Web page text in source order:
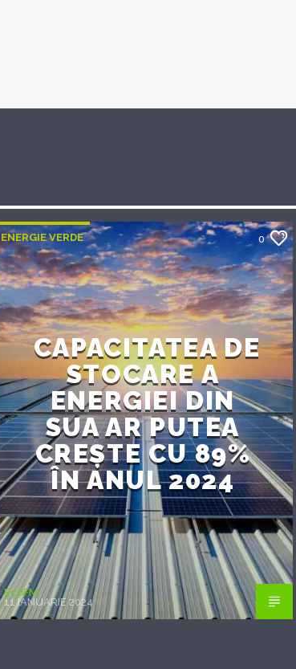
ENERGIE VERDE 0
CAPACITATEA DE
STOCARE A
ENERGIEI DIN
SUA AR PUTEA
CREȘTE CU 89%
ÎN ANUL 2024
EcoFM
11 IANUARIE 2024